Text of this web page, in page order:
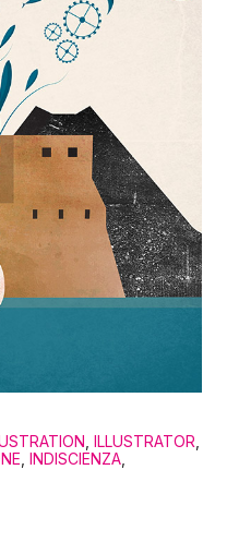
ILLUSTRATOR
INDISCIENZA